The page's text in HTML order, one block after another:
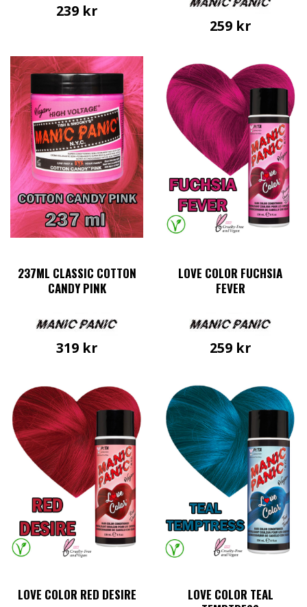
239 kr
259 kr
237ML CLASSIC COTTON
CANDY PINK
319 kr
LOVE COLOR FUCHSIA
FEVER
259 kr
LOVE COLOR RED DESIRE
LOVE COLOR TEAL